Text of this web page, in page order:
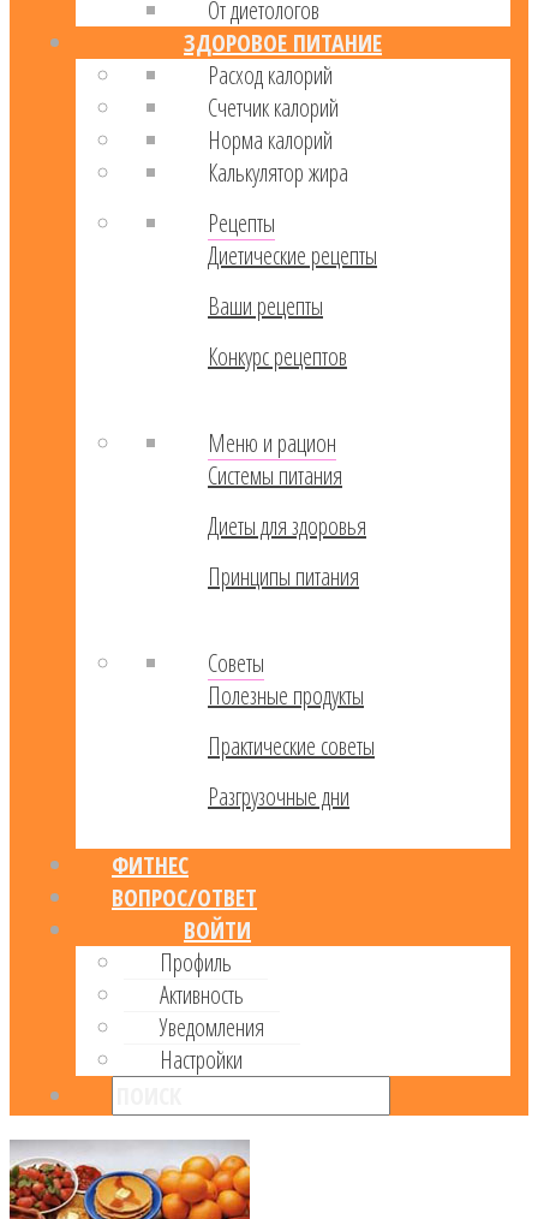
От диетологов
ЗДОРОВОЕ ПИТАНИЕ
Расход калорий
Cчетчик калорий
Норма калорий
Калькулятор жира
Рецепты
Диетические рецепты
Ваши рецепты
Конкурс рецептов
Меню и рацион
Системы питания
Диеты для здоровья
Принципы питания
Советы
Полезные продукты
Практические советы
Разгрузочные дни
ФИТНЕС
ВОПРОС/ОТВЕТ
ВОЙТИ
Профиль
Активность
Уведомления
Настройки